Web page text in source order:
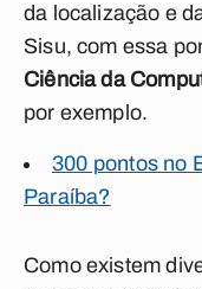
da localização e
Sisu, com essa
Ciência da
por exemplo.
300 pontos no
Paraíba?
Como existem